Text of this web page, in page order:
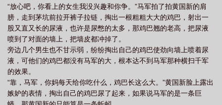
“放心吧，你看上的女生我没兴趣和你争。”马军拍了拍黄国新的肩
膀，走到茅坑前拉开裤子拉链，掏出一根粗粗大大的鸡巴，射出一
股又直又长的尿液，也许是尿憋的太多，那鸡巴翘的老高，把尿液
喷到了对面的墙上，把墙皮都冲掉了。
旁边几个男生也不甘示弱，纷纷掏出自己的鸡巴使劲向墙上喷着尿
液，可他们的鸡巴都没有马军的大，根本达不到马军那种横扫千军
的效果。
“靠，马军，你妈每天给你吃什么，鸡巴长这么大。”黄国新脸上露出
嫉妒的表情，掏出自己的鸡巴尿了起来，如果说马军的是一条巨